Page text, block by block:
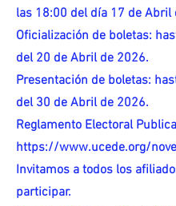
las 18:00 del día 17 de Abril
Oficialización de boletas:
del 20 de Abril de 2026.
Presentación de boletas:
del 30 de Abril de 2026.
Reglamento Electoral
https://www.ucede.org/
Invitamos a todos los
participar.